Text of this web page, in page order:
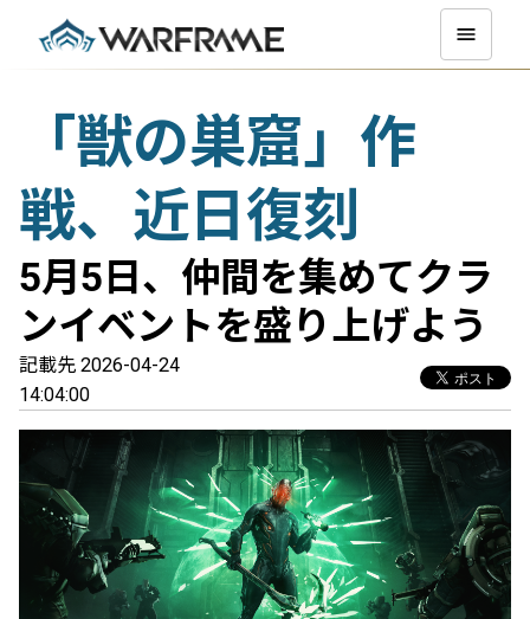
「獣の巣窟」作
戦、近日復刻
5月5日、仲間を集めてクラ
ンイベントを盛り上げよう
記載先 2026-04-24
14:04:00